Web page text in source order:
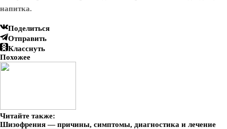
напитка.
Поделиться
Отправить
Класснуть
Похожее
Читайте также:
Шизофрения — причины, симптомы, диагностика и лечение